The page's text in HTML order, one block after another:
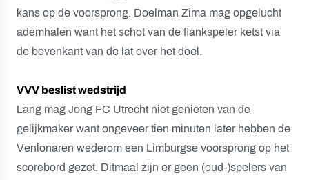
kans op de voorsprong. Doelman Zima mag opgelucht
ademhalen want het schot van de flankspeler ketst via
de bovenkant van de lat over het doel.
VVV beslist wedstrijd
Lang mag Jong FC Utrecht niet genieten van de
gelijkmaker want ongeveer tien minuten later hebben de
Venlonaren wederom een Limburgse voorsprong op het
scorebord gezet. Ditmaal zijn er geen (oud-)spelers van